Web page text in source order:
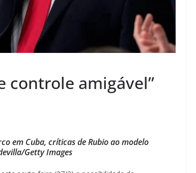
controle amigável”
em Cuba, críticas de Rubio ao modelo
Getty Images